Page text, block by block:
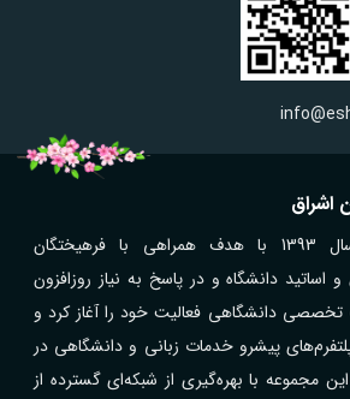
اشراق
شبکه مترجمین در سال 1393 با هدف همراهی با فرهیختگان
اساتید دانشگاه و در پاسخ به نیاز روزافزون
دانشگاهی فعالیت خود را آغاز کرد و
پیشرو خدمات زبانی و دانشگاهی در
مجموعه با بهره‌گیری از شبکه‌ای گسترده از